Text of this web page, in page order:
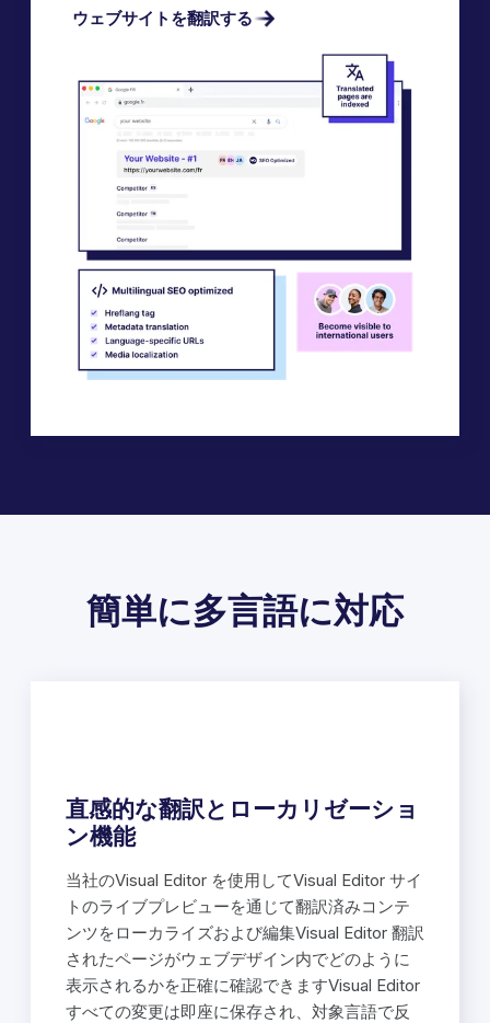
ウェブサイトを翻訳する
簡単に多言語に対応
直感的な翻訳とローカリゼーショ
ン機能
当社のVisual Editor を使用してVisual Editor サイ
トのライブプレビューを通じて翻訳済みコンテ
ンツをローカライズおよび編集Visual Editor 翻訳
されたページがウェブデザイン内でどのように
表示されるかを正確に確認できますVisual Editor
すべての変更は即座に保存され、対象言語で反